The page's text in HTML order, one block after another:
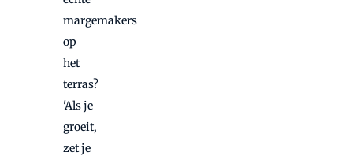
margemakers
op
het
terras?
'Als je
groeit,
zet je